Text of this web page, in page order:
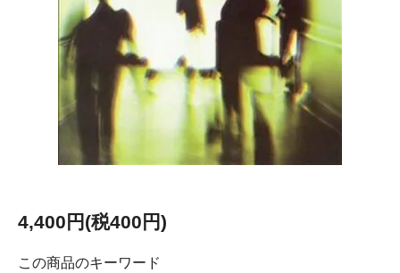
4,400円(税400円)
この商品のキーワード